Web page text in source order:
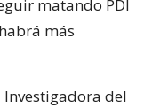
matando PDI
más
Investigadora del